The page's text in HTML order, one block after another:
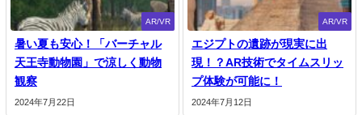
AR/VR
暑い夏も安心！「バーチャル
天王寺動物園」で涼しく動物
観察
2024年7月22日
AR/VR
エジプトの遺跡が現実に出
現！？AR技術でタイムスリッ
プ体験が可能に！
2024年7月12日